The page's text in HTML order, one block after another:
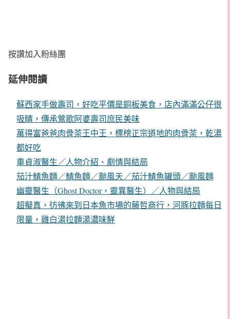
按讚加入粉絲團
延伸閱讀
蘇西家手做壽司，好吃平價是銅板美食，店內滿滿公仔很
吸睛，傳承鶯歌阿婆壽司庶民美味
萬得富爸爸肉骨茶王中王，標榜正宗道地的肉骨茶，乾湯
都好吃
車貞淑醫生／人物介紹、劇情與結局
茄汁鯖魚麵／鯖魚麵／颱風天／茄汁鯖魚罐頭／颱風麵
幽靈醫生（Ghost Doctor，靈異醫生）／人物與結局
超擬真，彷彿來到日本魚市場的藤哲商行，河豚拉麵每日
限量，雞白湯拉麵湯濃味鮮